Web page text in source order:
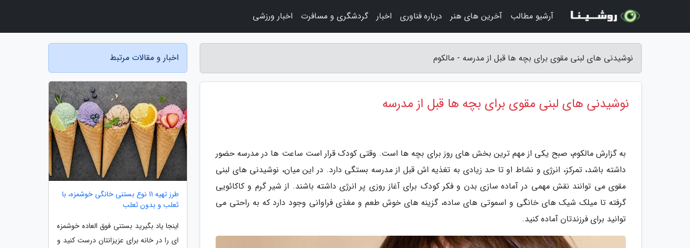
نوشیدنی های لبنی مقوی برای بچه ها قبل از مدرسه - مالکوم
نوشیدنی های لبنی مقوی برای بچه ها قبل از مدرسه
به گزارش مالکوم، صبح یکی از مهم ترین بخش های روز برای بچه ها است. وقتی کودک قرار است ساعت ها در مدرسه حضور
داشته باشد، تمرکز، انرژی و نشاط او تا حد زیادی به تغذیه اش قبل از مدرسه بستگی دارد. در این میان، نوشیدنی های لبنی
مقوی می توانند نقش مهمی در آماده سازی بدن و فکر کودک برای آغاز روزی پر انرژی داشته باشند. از شیر گرم و کاکائویی
گرفته تا میلک شیک های خانگی و اسموتی های ساده، گزینه های خوش طعم و مغذی فراوانی وجود دارد که به راحتی می
توانید برای فرزندتان آماده کنید.
اخبار و مقالات مرتبط
طرز تهیه 11 نوع بستنی خانگی خوشمزه، با
ثعلب و بدون ثعلب
اینجا یاد بگیرید بستنی فوق العاده خوشمزه
ای را در خانه برای عزیزانتان درست کنید و
آرشیو مطالب آخرین های هنر درباره فناوری اخبار گردشگری و مسافرت اخبار ورزشی